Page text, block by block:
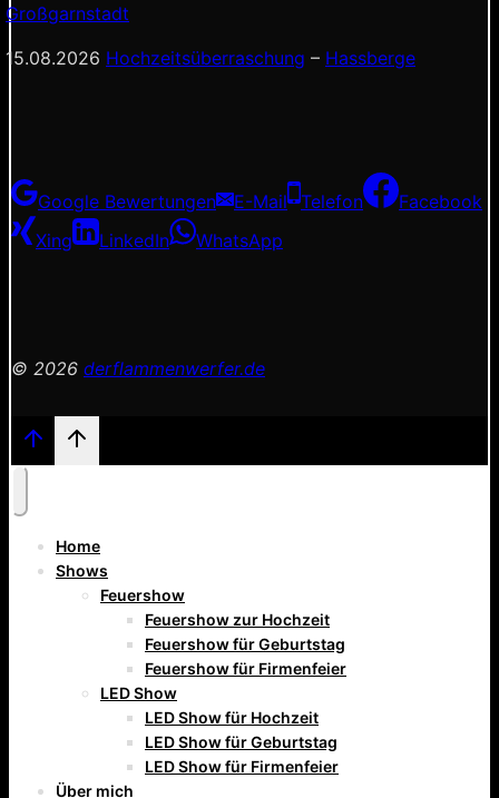
Großgarnstadt
15.08.2026 Hochzeitsüberraschung – Hassberge
Google Bewertungen E-Mail Telefon
Facebook
Xing
LinkedIn WhatsApp
© 2026 derflammenwerfer.de
Home
Shows
Feuershow
Feuershow zur Hochzeit
Feuershow für Geburtstag
Feuershow für Firmenfeier
LED Show
LED Show für Hochzeit
LED Show für Geburtstag
LED Show für Firmenfeier
Über mich